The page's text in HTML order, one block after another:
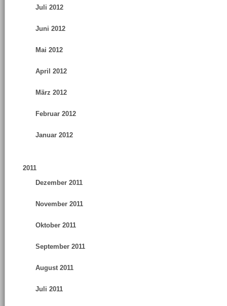
Juli 2012
Juni 2012
Mai 2012
April 2012
März 2012
Februar 2012
Januar 2012
2011
Dezember 2011
November 2011
Oktober 2011
September 2011
August 2011
Juli 2011